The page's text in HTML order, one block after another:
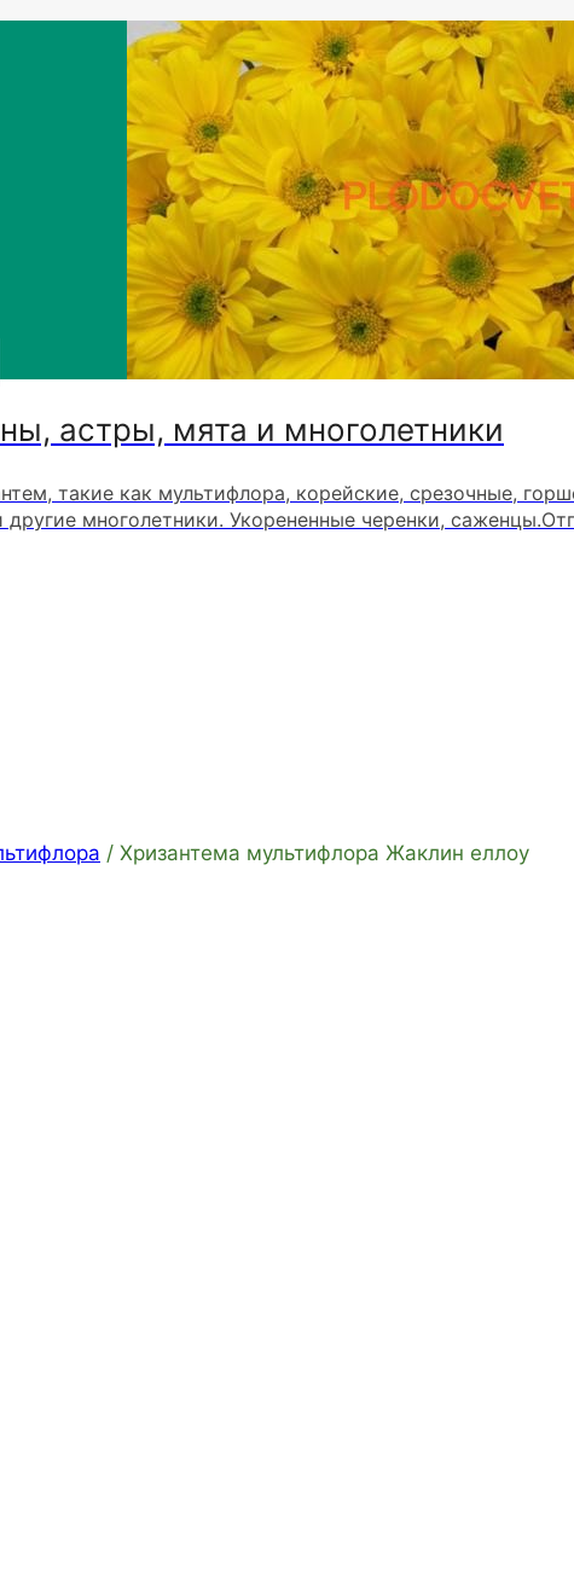
астры, мята и многолетники
такие как мультифлора, корейские, срезочные,
другие многолетники. Укорененные черенки,
/ Хризантема мультифлора Жаклин еллоу